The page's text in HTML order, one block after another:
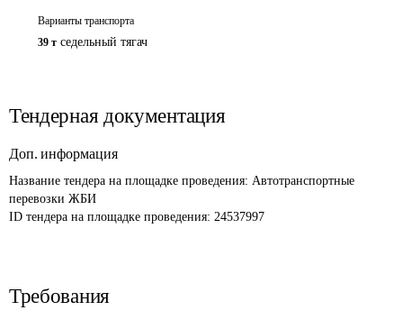
Варианты транспорта
39 т седельный тягач
Тендерная документация
Доп. информация
Название тендера на площадке проведения: Автотранспортные
перевозки ЖБИ
ID тендера на площадке проведения: 24537997
Требования